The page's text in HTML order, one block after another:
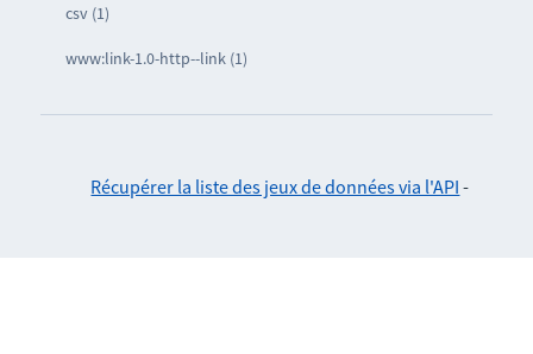
csv (1)
www:link-1.0-http--link (1)
Récupérer la liste des jeux de données via l'API -